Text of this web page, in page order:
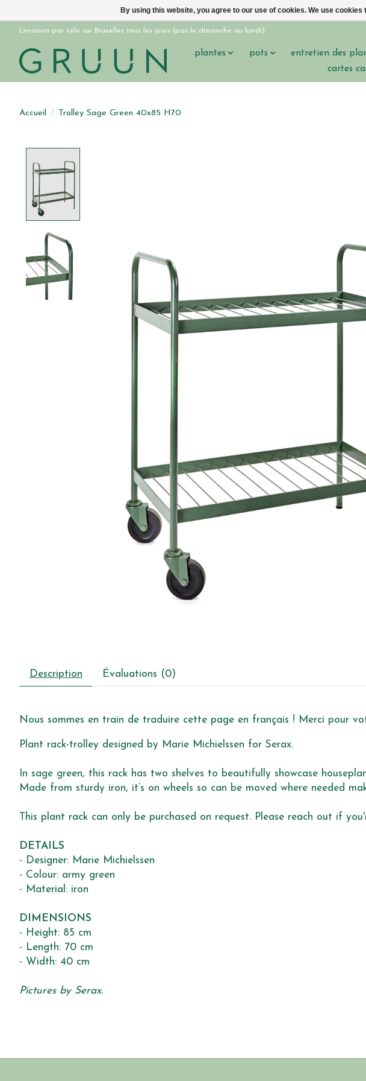
Livraison par vélo sur Bruxelles tous les jours (pas le dimanche ou lundi)
plantes pots entretien des
cartes
Accueil / Trolley Sage Green 40x85 H70
Description Évaluations (0)
Nous sommes en train de traduire cette page en français ! Merci pour
Plant rack-trolley designed by Marie Michielssen for Serax.
In sage green, this rack has two shelves to beautifully showcase
Made from sturdy iron, it’s on wheels so can be moved where needed
This plant rack can only be purchased on request. Please reach out if
DETAILS
- Designer: Marie Michielssen
- Colour: army green
- Material: iron
DIMENSIONS
- Height: 85 cm
- Length: 70 cm
- Width: 40 cm
Pictures by Serax.
By using this website, you agree to our use of cookies. We use